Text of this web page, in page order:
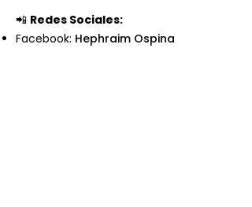
📲 Redes Sociales:
Facebook: Hephraim Ospina